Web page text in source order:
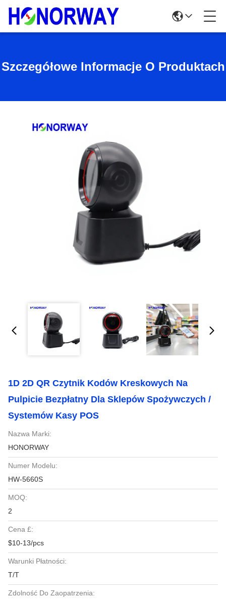
Szczegółowe Informacje O Produktach
1D 2D QR Czytnik Kodów Kreskowych Na
Pulpicie Bezpłatny Dla Sklepów Spożywczych /
Systemów Kasy POS
Nazwa Marki:
HONORWAY
Numer Modelu:
HW-5660S
MOQ:
2
Cena £:
$10-13/pcs
Warunki Płatności:
T/T
Zdolność Do Zaopatrzenia: